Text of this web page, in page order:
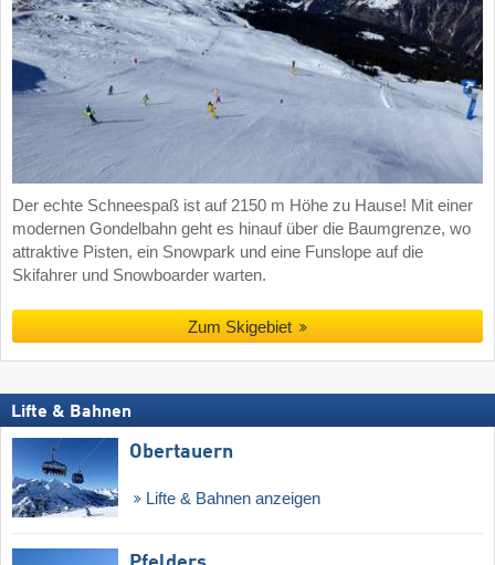
Der echte Schneespaß ist auf 2150 m Höhe zu Hause! Mit einer
modernen Gondelbahn geht es hinauf über die Baumgrenze, wo
attraktive Pisten, ein Snowpark und eine Funslope auf die
Skifahrer und Snowboarder warten.
Zum Skigebiet
Lifte & Bahnen
Obertauern
Lifte & Bahnen anzeigen